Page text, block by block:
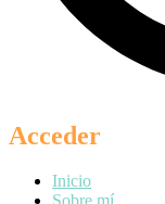
Acceder
Inicio